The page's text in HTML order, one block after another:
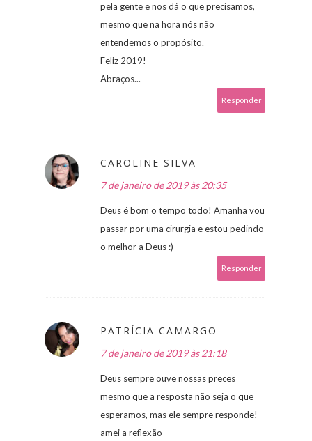
pela gente e nos dá o que precisamos,
mesmo que na hora nós não
entendemos o propósito.
Feliz 2019!
Abraços...
Responder
CAROLINE SILVA
7 de janeiro de 2019 às 20:35
Deus é bom o tempo todo! Amanha vou
passar por uma cirurgia e estou pedindo
o melhor a Deus :)
Responder
PATRÍCIA CAMARGO
7 de janeiro de 2019 às 21:18
Deus sempre ouve nossas preces
mesmo que a resposta não seja o que
esperamos, mas ele sempre responde!
amei a reflexão